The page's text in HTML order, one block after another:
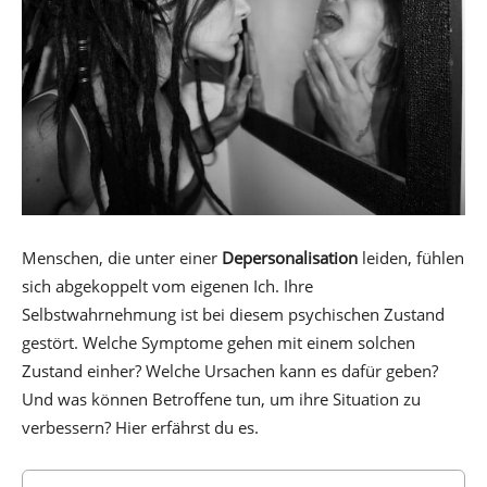
Menschen, die unter einer Depersonalisation leiden, fühlen
sich abgekoppelt vom eigenen Ich. Ihre
Selbstwahrnehmung ist bei diesem psychischen Zustand
gestört. Welche Symptome gehen mit einem solchen
Zustand einher? Welche Ursachen kann es dafür geben?
Und was können Betroffene tun, um ihre Situation zu
verbessern? Hier erfährst du es.